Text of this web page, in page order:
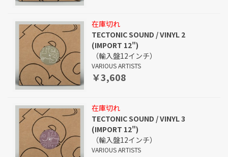
在庫切れ
TECTONIC SOUND / VINYL 2
(IMPORT 12")
（輸入盤12インチ）
VARIOUS ARTISTS
￥3,608
在庫切れ
TECTONIC SOUND / VINYL 3
(IMPORT 12")
（輸入盤12インチ）
VARIOUS ARTISTS